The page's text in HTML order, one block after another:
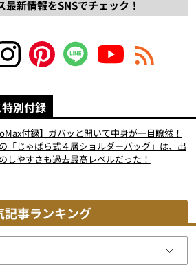
最新情報をSNSでチェック！
別付録
付録】ガバッと開いて中身が一目瞭然！
「じゃばら式４層ショルダーバッグ」は、出
しやすさも過去最高レベルだった！
記事ランキング